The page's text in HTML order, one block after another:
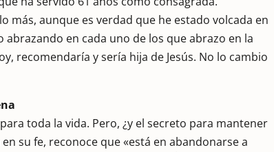
más, aunque es verdad que he estado volcada en
abrazando en cada uno de los que abrazo en la
recomendaría y sería hija de Jesús. No lo cambio
toda la vida. Pero, ¿y el secreto para mantener
su fe, reconoce que «está en abandonarse a